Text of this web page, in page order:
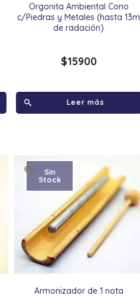
Orgonita Ambiental Cono
c/Piedras y Metales (hasta 13m
de radación)
$15900
Leer más
Armonizador de 1 nota
Sin
Stock